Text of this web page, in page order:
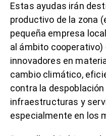
Estas ayudas irán
productivo de la zona
pequeña empresa
al ámbito
innovadores en
cambio climático,
contra la
infraestructuras y
especialmente en los